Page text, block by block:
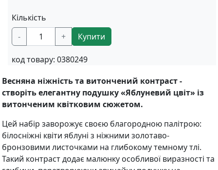
Кількість
-
+ Купити
код товару: 0380249
Весняна ніжність та витончений контраст -
створіть елегантну подушку «Яблуневий цвіт» із
витонченим квітковим сюжетом.
Цей набір заворожує своєю благородною палітрою:
білосніжні квіти яблуні з ніжними золотаво-
бронзовими листочками на глибокому темному тлі.
Такий контраст додає малюнку особливої виразності та